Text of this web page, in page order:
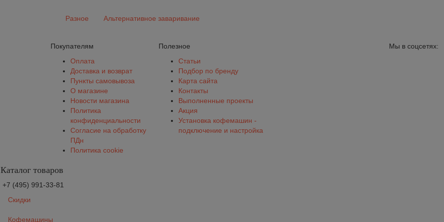
Разное Альтернативное заваривание
Покупателям
Оплата
Доставка и возврат
Пункты самовывоза
О магазине
Новости магазина
Политика
конфиденциальности
Согласие на обработку
ПДн
Политика cookie
Полезное
Статьи
Подбор по бренду
Карта сайта
Контакты
Выполненные проекты
Акция
Установка кофемашин -
подключение и настройка
Мы в соцсетях:
Каталог товаров
+7 (495) 991-33-81
Скидки
Кофемашины